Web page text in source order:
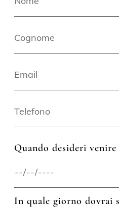
Quando desideri
In quale giorno dovrai